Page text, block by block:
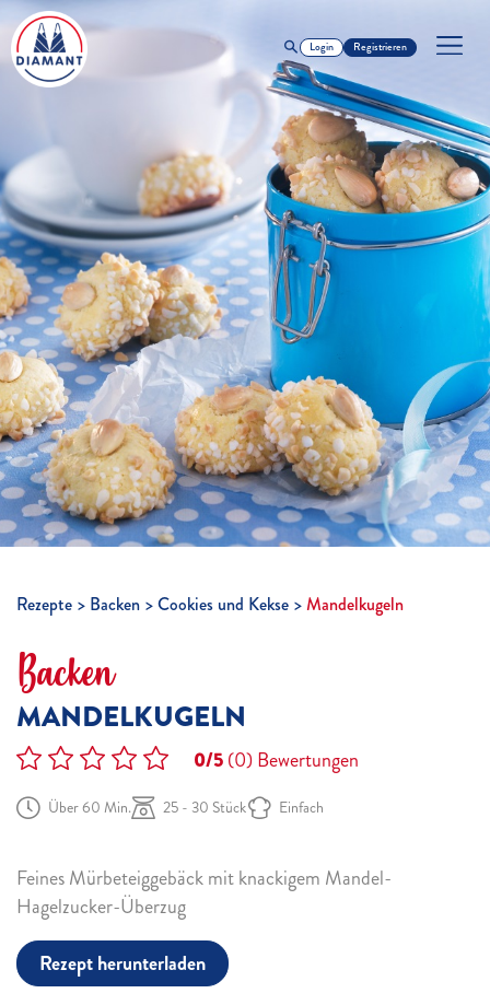
Login Registrieren
Rezepte Backen Cookies und Kekse Mandelkugeln
Backen
MANDELKUGELN
0/5(0)Bewertungen
Über 60 Min. 25 - 30 Stück Einfach
Feines Mürbeteiggebäck mit knackigem Mandel-
Hagelzucker-Überzug
Rezept herunterladen